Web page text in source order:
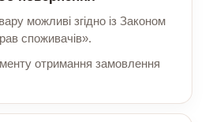
можливі згідно із Законом
споживачів».
отримання замовлення